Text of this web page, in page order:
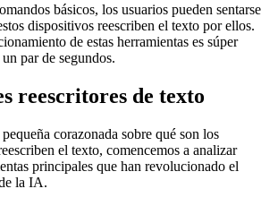
básicos, los usuarios pueden sentarse
dispositivos reescriben el texto por ellos.
de estas herramientas es súper
par de segundos.
reescritores de texto
corazonada sobre qué son los
el texto, comencemos a analizar
principales que han revolucionado el
la IA.